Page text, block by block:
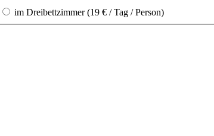
im Dreibettzimmer (19 € / Tag / Person)